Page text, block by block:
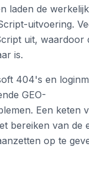
laden de
uitvoering.
uit, waardoor
is.
404's en
GEO-
Een keten
bereiken van de
op te